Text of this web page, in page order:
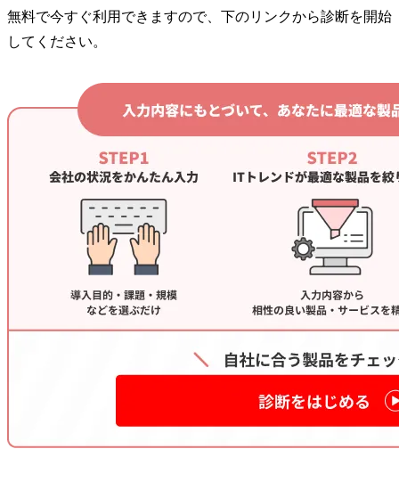
無料で今すぐ利用できますので、下のリンクから診断を開始
してください。